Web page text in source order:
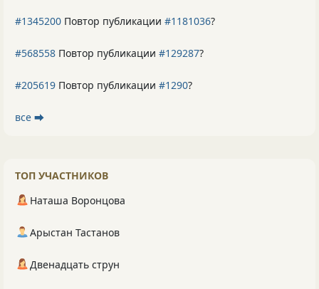
#1345200 Повтор публикации #1181036?
#568558 Повтор публикации #129287?
#205619 Повтор публикации #1290?
все ⮕
ТОП УЧАСТНИКОВ
Наташа Воронцова
Арыстан Тастанов
Двенадцать струн